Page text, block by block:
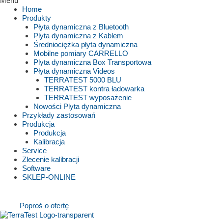
Home
Produkty
Płyta dynamiczna z Bluetooth
Plyta dynamiczna z Kablem
Średniociężka płyta dynamiczna
Mobilne pomiary CARRELLO
Plyta dynamiczna Box Transportowa
Płyta dynamiczna Videos
TERRATEST 5000 BLU
TERRATEST kontra ładowarka
TERRATEST wyposażenie
Nowości Plyta dynamiczna
Przykłady zastosowań
Produkcja
Produkcja
Kalibracja
Service
Zlecenie kalibracji
Software
SKLEP-ONLINE
Poproś o ofertę